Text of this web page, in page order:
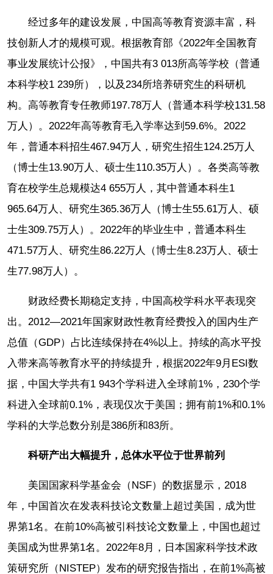
经过多年的建设发展，中国高等教育资源丰富，科
技创新人才的规模可观。根据教育部《2022年全国教育
事业发展统计公报》，中国共有3 013所高等学校（普通
本科学校1 239所），以及234所培养研究生的科研机
构。高等教育专任教师197.78万人（普通本科学校131.58
万人）。2022年高等教育毛入学率达到59.6%。2022
年，普通本科招生467.94万人，研究生招生124.25万人
（博士生13.90万人、硕士生110.35万人）。各类高等教
育在校学生总规模达4 655万人，其中普通本科生1
965.64万人、研究生365.36万人（博士生55.61万人、硕
士生309.75万人）。2022年的毕业生中，普通本科生
471.57万人、研究生86.22万人（博士生8.23万人、硕士
生77.98万人）。
财政经费长期稳定支持，中国高校学科水平表现突
出。2012—2021年国家财政性教育经费投入的国内生产
总值（GDP）占比连续保持在4%以上。持续的高水平投
入带来高等教育水平的持续提升，根据2022年9月ESI数
据，中国大学共有1 943个学科进入全球前1%，230个学
科进入全球前0.1%，表现仅次于美国；拥有前1%和0.1%
学科的大学总数分别是386所和83所。
科研产出大幅提升，总体水平位于世界前列
美国国家科学基金会（NSF）的数据显示，2018
年，中国首次在发表科技论文数量上超过美国，成为世
界第1名。在前10%高被引科技论文数量上，中国也超过
美国成为世界第1名。2022年8月，日本国家科学技术政
策研究所（NISTEP）发布的研究报告指出，在前1%高被